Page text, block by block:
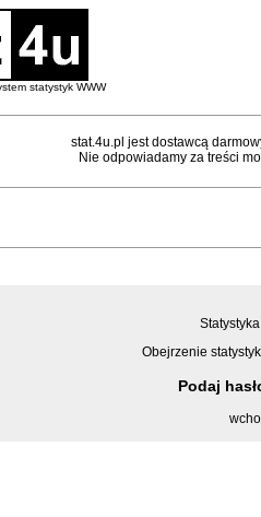
statystyk WWW
stat.4u.pl jest dostawcą
Nie odpowiadamy za treści
Obejrzenie
Podaj